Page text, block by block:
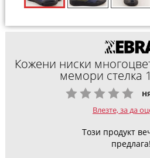
Кожени ниски
мемори стелка
Влезте, за да
Този продукт
предлага!